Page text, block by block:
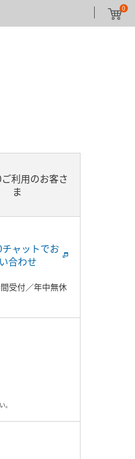
0
利用のお客さ
ま
ャットでお
合わせ
受付／年中無休
。